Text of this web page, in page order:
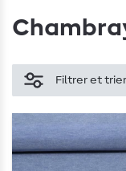
Filtrer et trier